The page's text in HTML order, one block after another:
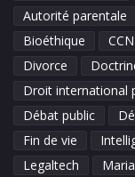
Autorité parentale
Bioéthique
Divorce
Droit international
Débat public
Fin de vie
Legaltech